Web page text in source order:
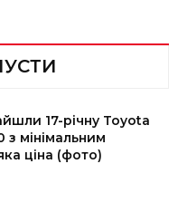
17-річну Toyota
з мінімальним
ціна (фото)